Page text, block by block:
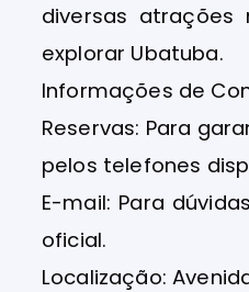
diversas
explorar Ubatuba.
Informações de
Reservas: Para
pelos telefones
E-mail: Para
oficial.
Localização: